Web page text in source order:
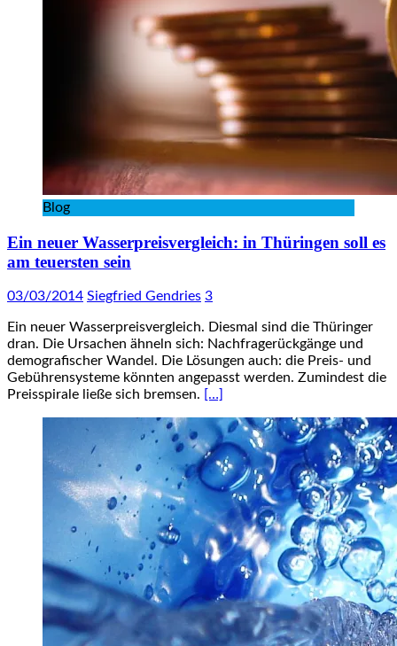
Blog
Ein neuer Wasserpreisvergleich: in Thüringen soll es
am teuersten sein
03/03/2014 Siegfried Gendries 3
Ein neuer Wasserpreisvergleich. Diesmal sind die Thüringer
dran. Die Ursachen ähneln sich: Nachfragerückgänge und
demografischer Wandel. Die Lösungen auch: die Preis- und
Gebührensysteme könnten angepasst werden. Zumindest die
Preisspirale ließe sich bremsen. […]